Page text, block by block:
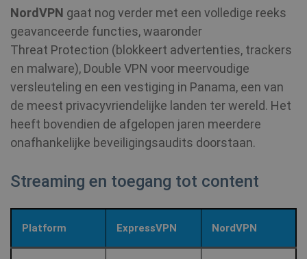
NordVPN gaat nog verder met een volledige reeks
geavanceerde functies, waaronder
Threat Protection (blokkeert advertenties, trackers
en malware), Double VPN voor meervoudige
versleuteling en een vestiging in Panama, een van
de meest privacyvriendelijke landen ter wereld. Het
heeft bovendien de afgelopen jaren meerdere
onafhankelijke beveiligingsaudits doorstaan.
Streaming en toegang tot content
Platform ExpressVPN NordVPN